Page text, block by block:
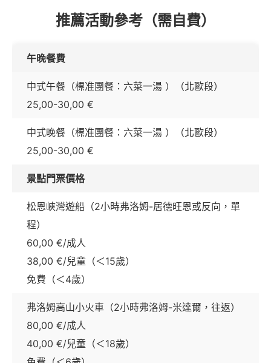
推薦活動參考（需自費）
午晚餐費
中式午餐（標准團餐：六菜一湯 ）（北歐段）
25,00-30,00 €
中式晚餐（標准團餐：六菜一湯 ）（北歐段）
25,00-30,00 €
景點門票價格
松恩峽灣遊船（2小時弗洛姆-居德旺恩或反向，單
程）
60,00 €/成人
38,00 €/兒童（＜15歲）
免費（＜4歲）
弗洛姆高山小火車（2小時弗洛姆-米達爾，往返）
80,00 €/成人
40,00 €/兒童（＜18歲）